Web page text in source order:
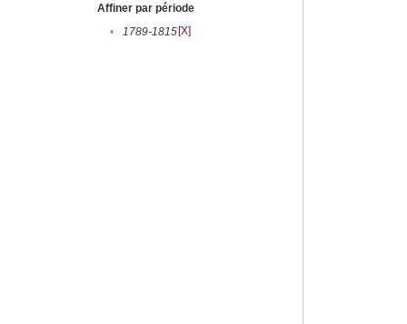
Affiner par période
•
1789-1815[X]